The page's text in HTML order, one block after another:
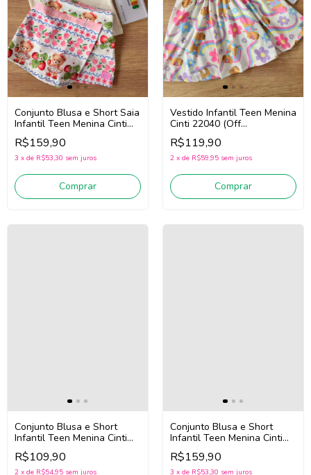
Conjunto Blusa e Short Saia
Infantil Teen Menina Cinti
22197 (Off White/Rosa)
R$159,90
3 x de R$53,30 sem juros
Comprar
Vestido Infantil Teen Menina
Cinti 22040 (Off
White/Rosa)
R$119,90
2 x de R$59,95 sem juros
Comprar
Conjunto Blusa e Short
Infantil Teen Menina Cinti
22228 (Verde)
R$109,90
2 x de R$54,95 sem juros
Conjunto Blusa e Short
Infantil Teen Menina Cinti
22092 (Off White/Azul)
R$159,90
3 x de R$53,30 sem juros